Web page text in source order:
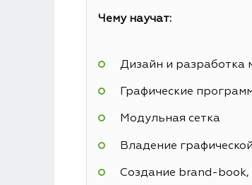
Чему научат:
Дизайн и разработка
Графические
Модульная сетка
Владение
Создание brand-book,